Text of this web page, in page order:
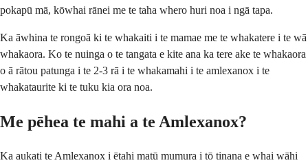
pokapū mā, kōwhai rānei me te taha whero huri noa i ngā tapa.
Ka āwhina te rongoā ki te whakaiti i te mamae me te whakatere i te wā
whakaora. Ko te nuinga o te tangata e kite ana ka tere ake te whakaora
o ā rātou patunga i te 2-3 rā i te whakamahi i te amlexanox i te
whakataurite ki te tuku kia ora noa.
Me pēhea te mahi a te Amlexanox?
Ka aukati te Amlexanox i ētahi matū mumura i tō tinana e whai wāhi